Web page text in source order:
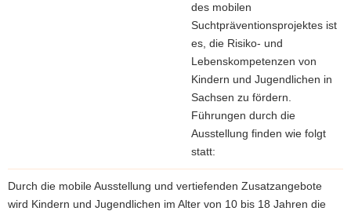
des mobilen
Suchtpräventionsprojektes ist
es, die Risiko- und
Lebenskompetenzen von
Kindern und Jugendlichen in
Sachsen zu fördern.
Führungen durch die
Ausstellung finden wie folgt
statt:
Durch die mobile Ausstellung und vertiefenden Zusatzangebote
wird Kindern und Jugendlichen im Alter von 10 bis 18 Jahren die